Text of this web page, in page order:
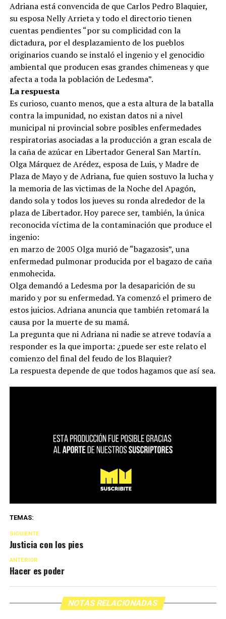
Adriana está convencida de que Carlos Pedro Blaquier,
su esposa Nelly Arrieta y todo el directorio tienen
cuentas pendientes “por su complicidad con la
dictadura, por el desplazamiento de los pueblos
originarios cuando se instaló el ingenio y el genocidio
ambiental que producen esas grandes chimeneas y que
afecta a toda la población de Ledesma”.
La respuesta
Es curioso, cuanto menos, que a esta altura de la batalla
contra la impunidad, no existan datos ni a nivel
municipal ni provincial sobre posibles enfermedades
respiratorias asociadas a la producción a gran escala de
la caña de azúcar en Libertador General San Martín.
Olga Márquez de Arédez, esposa de Luis, y Madre de
Plaza de Mayo y de Adriana, fue quien sostuvo la lucha y
la memoria de las victimas de la Noche del Apagón,
dando sola y todos los jueves su ronda alrededor de la
plaza de Libertador. Hoy parece ser, también, la única
reconocida víctima de la contaminación que produce el
ingenio:
en marzo de 2005 Olga murió de “bagazosis”, una
enfermedad pulmonar producida por el bagazo de caña
enmohecida.
Olga demandó a Ledesma por la desaparición de su
marido y por su enfermedad. Ya comenzó el primero de
estos juicios. Adriana anuncia que también retomará la
causa por la muerte de su mamá.
La pregunta que ni Adriana ni nadie se atreve todavía a
responder es la que importa: ¿puede ser este relato el
comienzo del final del feudo de los Blaquier?
La respuesta depende de que todos hagamos que así sea.
TEMAS:
SIGUIENTE
Justicia con los pies
ANTERIOR
Hacer es poder
NOTAS RELACIONADAS